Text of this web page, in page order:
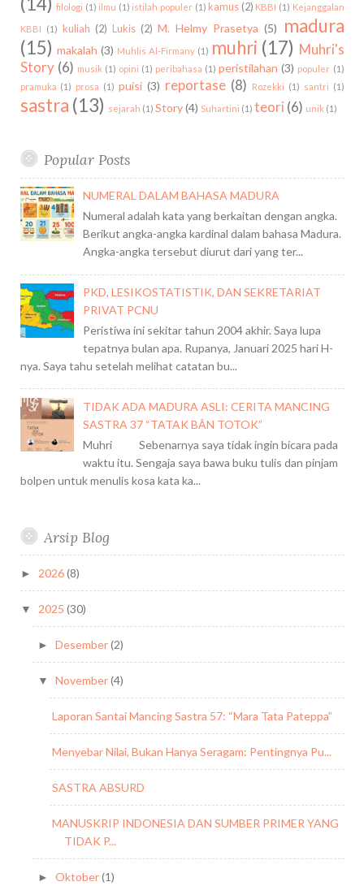
filologi (1) ilmu (1) istilah populer (1) kamus (2) KBBI (1) Kejanggalan
KBBI (1) kuliah (2) Lukis (2) M. Helmy Prasetya (5)
madura
(15) makalah (3) Muhlis Al-Firmany (1) muhri (17) Muhri's
Story (6) musik (1) opini (1) peribahasa (1) peristilahan (3) populer (1)
pramuka (1) prosa (1) puisi (3) reportase (8) Rozekki (1) santri (1)
sastra (13) sejarah (1) Story (4) Suhartini (1) teori (6) unik (1)
Popular Posts
NUMERAL DALAM BAHASA MADURA
Numeral adalah kata yang berkaitan dengan angka.
Berikut angka-angka kardinal dalam bahasa Madura.
Angka-angka tersebut diurut dari yang ter...
PKD, LESIKOSTATISTIK, DAN SEKRETARIAT
PRIVAT PCNU
Peristiwa ini sekitar tahun 2004 akhir. Saya lupa
tepatnya bulan apa. Rupanya, Januari 2025 hari H-
nya. Saya tahu setelah melihat catatan bu...
TIDAK ADA MADURA ASLI: CERITA MANCING
SASTRA 37 “TATAK BÂN TOTOK”
Muhri Sebenarnya saya tidak ingin bicara pada
waktu itu. Sengaja saya bawa buku tulis dan pinjam
bolpen untuk menulis kosa kata ka...
Arsip Blog
► 2026(8)
▼ 2025 (30)
► Desember(2)
▼ November(4)
Laporan Santai Mancing Sastra 57: “Mara Tata Pateppa”
Menyebar Nilai, Bukan Hanya Seragam: Pentingnya Pu...
SASTRA ABSURD
MANUSKRIP INDONESIA DAN SUMBER PRIMER YANG
TIDAK P...
► Oktober(1)